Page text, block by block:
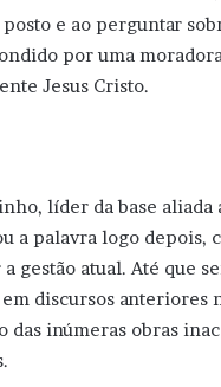
e ao perguntar
por uma
Jesus Cristo.
líder da base aliada
a palavra logo depois,
gestão atual. Até que
discursos anteriores
das inúmeras obras